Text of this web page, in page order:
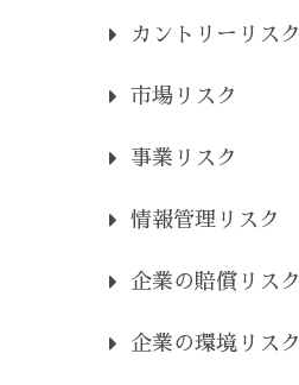
カントリーリスク
市場リスク
事業リスク
情報管理リスク
企業の賠償リスク
企業の環境リスク